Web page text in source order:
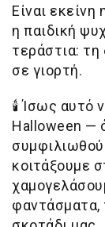
Είναι
η παιδική
τεράστια:
σε γιορτή.
🕯️Ίσως αυτό
Halloween —
κοιτάξουμε
φαντάσματα,